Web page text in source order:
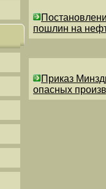
пошлин на
Приказ
опасных